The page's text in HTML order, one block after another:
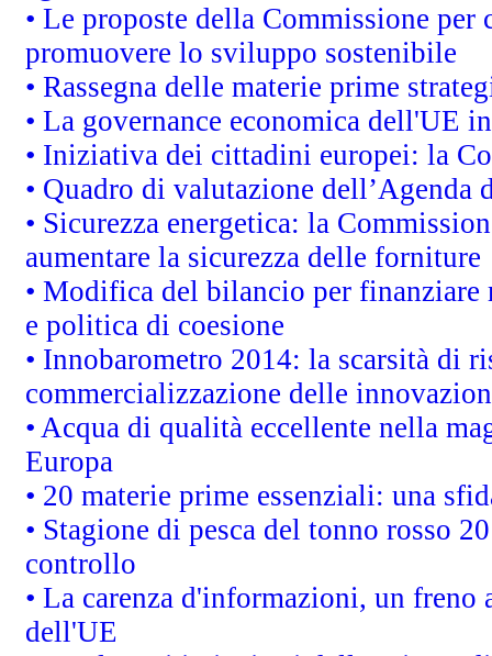
• Le proposte della Commissione
promuovere lo sviluppo sostenibile
• Rassegna delle materie prime
• La governance economica dell'UE
• Iniziativa dei cittadini europei: la
• Quadro di valutazione
• Sicurezza energetica: la
aumentare la sicurezza delle forniture
• Modifica del bilancio per finanziare
e politica di coesione
• Innobarometro 2014: la scarsità di
commercializzazione delle
• Acqua di qualità eccellente nella
Europa
• 20 materie prime essenziali: una
• Stagione di pesca del tonno rosso
controllo
• La carenza d'informazioni, un
dell'UE